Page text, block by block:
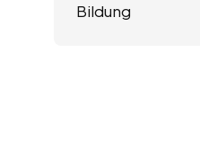
Bildung